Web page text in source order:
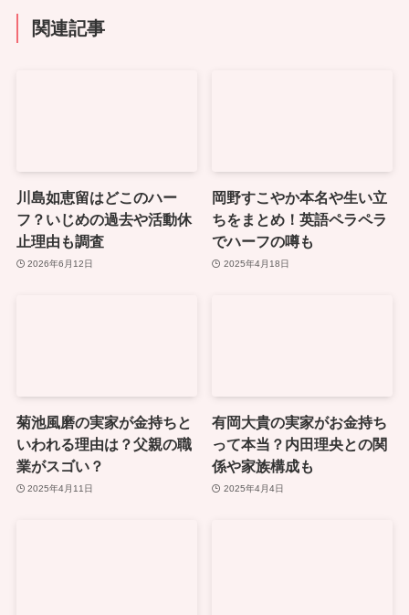
関連記事
川島如恵留はどこのハー
フ？いじめの過去や活動休
止理由も調査
2026年6月12日
岡野すこやか本名や生い立
ちをまとめ！英語ペラペラ
でハーフの噂も
2025年4月18日
菊池風磨の実家が金持ちと
いわれる理由は？父親の職
業がスゴい？
2025年4月11日
有岡大貴の実家がお金持ち
って本当？内田理央との関
係や家族構成も
2025年4月4日